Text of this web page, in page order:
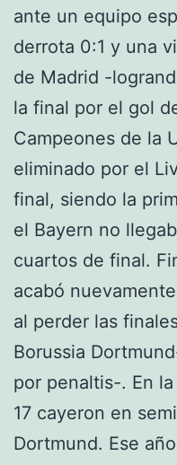
ante un equipo
derrota 0:1 y una
de Madrid -
la final por el gol
Campeones de la
eliminado por el
final, siendo la
el Bayern no
cuartos de final.
acabó
al perder las
Borussia
por penaltis-. En
17 cayeron en
Dortmund. Ese